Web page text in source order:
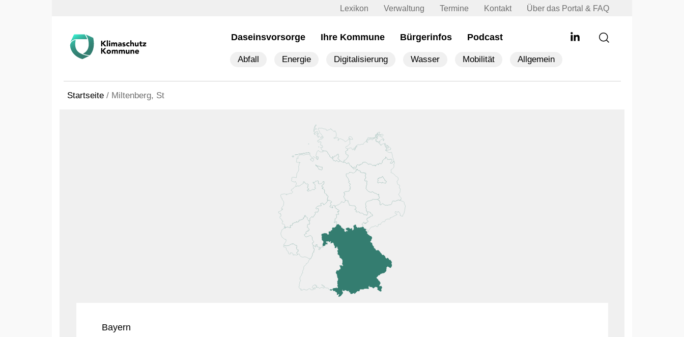
Lexikon Verwaltung Termine Kontakt Über das Portal & FAQ
Daseinsvorsorge Ihre Kommune Bürgerinfos Podcast
Abfall Energie Digitalisierung Wasser Mobilität Allgemein
Startseite / Miltenberg, St
Bayern